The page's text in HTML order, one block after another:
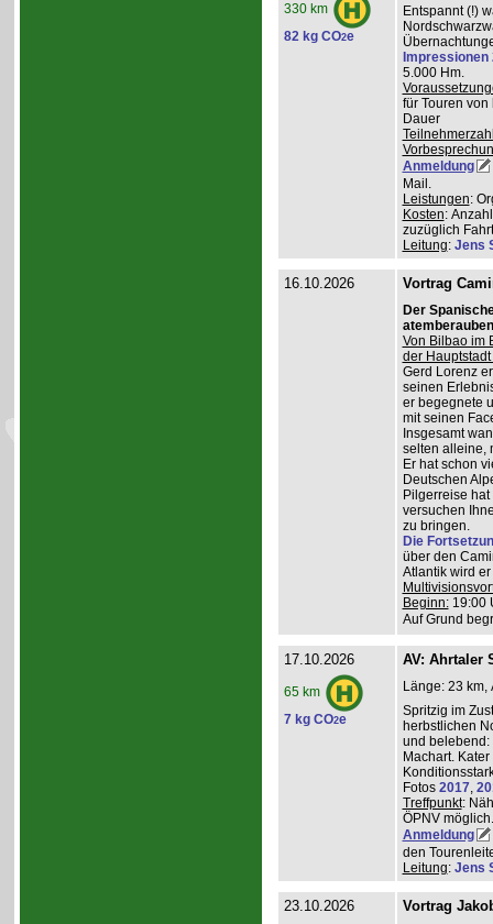
330 km
82 kg CO2e
Entspannt (!)
Impressionen
5.000 Hm.
für Touren
Dauer
Anmeldung
Mail.
Leistungen:
Kosten:
zuzüglich
Leitung: Jens
16.10.2026 Vortrag
Der
Von Bilbao im
der
Gerd Lorenz
seinen
er begegnete
mit seinen
Insgesamt
selten alleine,
Er hat schon
Deutschen
Pilgerreise
versuchen
zu bringen.
Die
über den
Atlantik wird
Beginn:19:00
Auf Grund
17.10.2026
65 km
7 kg CO2e
AV: Ahrtaler
Länge: 23 km,
Spritzig im
herbstlichen
und
Machart.
Fotos 2017,
Treffpunkt:
ÖPNV möglich.
Anmeldung
den
Leitung: Jens
23.10.2026 Vortrag